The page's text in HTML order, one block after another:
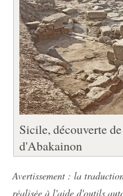
Sicile, découverte
d'Abakainon
Avertissement : la
réalisée à l'aide d'outils